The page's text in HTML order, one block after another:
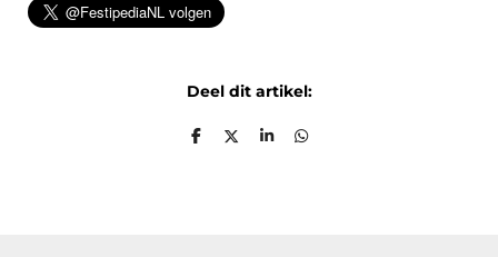
Deel dit artikel:
D
D
S
D